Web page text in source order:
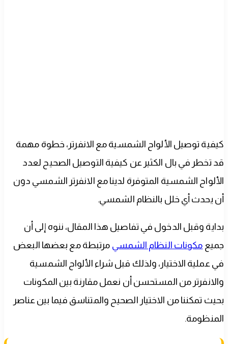
كيفية توصيل الألواح الشمسية مع الانفرتر، خطوة مهمة
قد تخطر في بال الكثير عن كيفية التوصيل الصحيح لعدد
الألواح الشمسية المتوفرة لدينا مع الانفرتر الشمسي دون
أن يحدث أي خلل بالنظام الشمسي.
بداية وقبل الدخول في تفاصيل هذا المقال، ننوه إلى أن
جميع مكونات النظام الشمسي مرتبطة مع بعضها البعض
في عملية الاختيار، ولذلك قبل شراء الألواح الشمسية
والانفرتر من المستحسن أن نعمل مقارنة بين المكونات
بحيث تمكننا من الاختيار الصحيح والمتناسق فيما بين عناصر
المنظومة.